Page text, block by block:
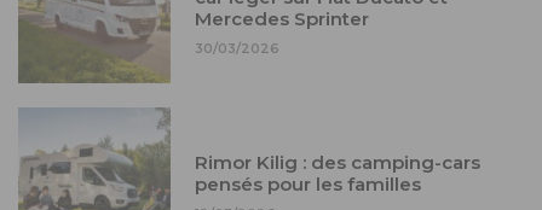
Mercedes Sprinter
30/03/2026
Rimor Kilig : des camping-cars
pensés pour les familles